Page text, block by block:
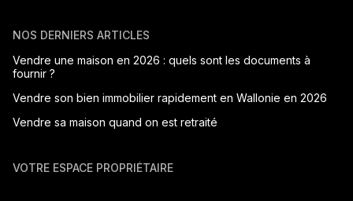
NOS DERNIERS ARTICLES
Vendre une maison en 2026 : quels sont les documents à
fournir ?
Vendre son bien immobilier rapidement en Wallonie en 2026
Vendre sa maison quand on est retraité
VOTRE ESPACE PROPRIÉTAIRE